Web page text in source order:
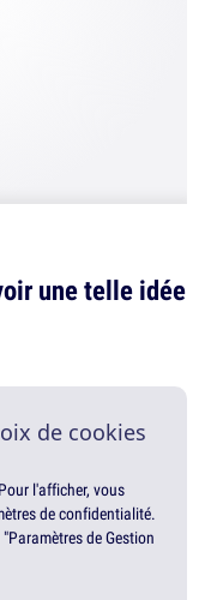
une telle idée
de cookies
l'afficher, vous
de confidentialité.
de Gestion